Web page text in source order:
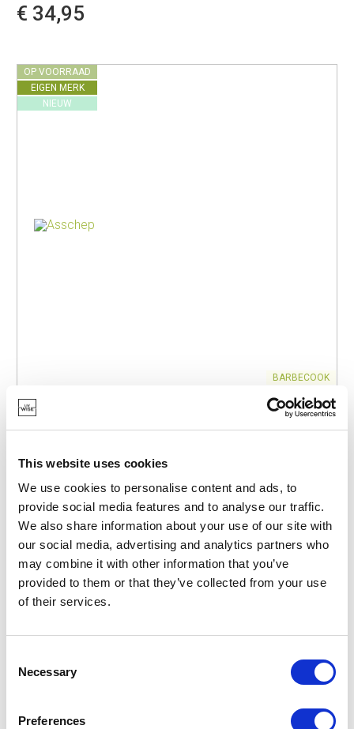
This website uses cookies
We use cookies to personalise content and ads, to
provide social media features and to analyse our traffic.
We also share information about your use of our site with
our social media, advertising and analytics partners who
may combine it with other information that you’ve
provided to them or that they’ve collected from your use
of their services.
Selection
Necessary
Preferences
€ 34,95
OP VOORRAAD
EIGEN MERK
NIEUW
BARBECOOK
BC-ACC-7486 BARBECUEBENODIGDHEDEN
ASSCHEP
€ 19,95
EIGEN MERK
NIEUW